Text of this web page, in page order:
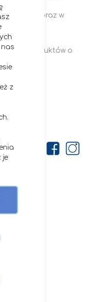
z
je
z
oraz w
klientów
produktów o